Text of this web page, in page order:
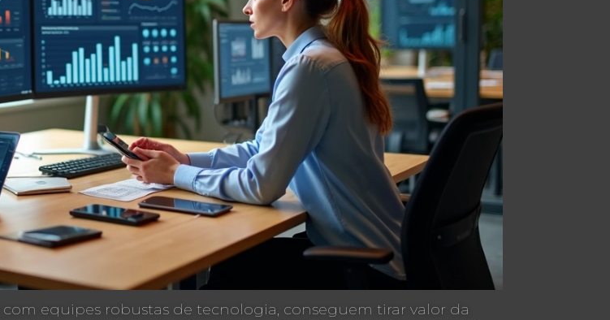
equipes robustas de tecnologia, conseguem tirar valor da